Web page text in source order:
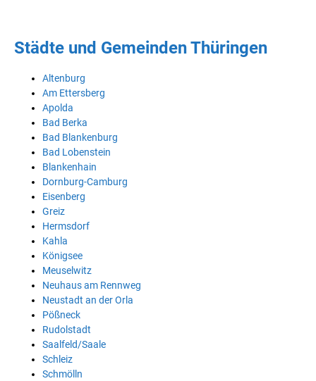
Städte und Gemeinden Thüringen
Altenburg
Am Ettersberg
Apolda
Bad Berka
Bad Blankenburg
Bad Lobenstein
Blankenhain
Dornburg-Camburg
Eisenberg
Greiz
Hermsdorf
Kahla
Königsee
Meuselwitz
Neuhaus am Rennweg
Neustadt an der Orla
Pößneck
Rudolstadt
Saalfeld/Saale
Schleiz
Schmölln